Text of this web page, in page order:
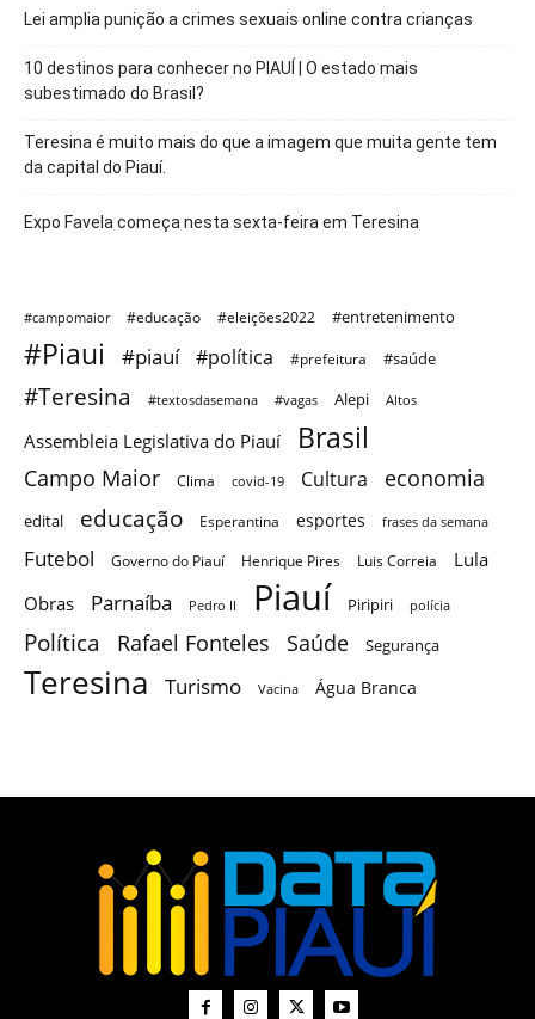
Lei amplia punição a crimes sexuais online contra crianças
10 destinos para conhecer no PIAUÍ | O estado mais
subestimado do Brasil?
Teresina é muito mais do que a imagem que muita gente tem
da capital do Piauí.
Expo Favela começa nesta sexta-feira em Teresina
#campomaior #educação #eleições2022 #entretenimento
#Piaui #piauí #política #prefeitura #saúde
#Teresina #textosdasemana #vagas Alepi Altos
Assembleia Legislativa do Piauí Brasil
Campo Maior Clima covid-19 Cultura economia
edital educação Esperantina esportes frases da semana
Futebol Governo do Piauí Henrique Pires Luis Correia
Lula
Obras
Parnaíba Pedro II Piauí Piripiri polícia
Política Rafael Fonteles Saúde Segurança
Teresina Turismo Vacina Água Branca